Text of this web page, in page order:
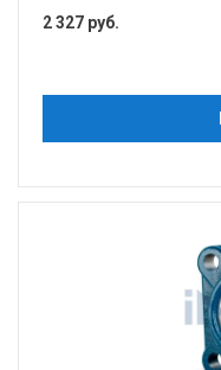
2 327 руб.